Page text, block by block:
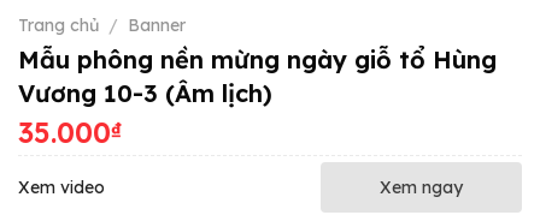
Trang chủ / Banner
Mẫu phông nền mừng ngày giỗ tổ Hùng
Vương 10-3 (Âm lịch)
35.000₫
Xem video Xem ngay